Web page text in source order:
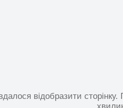
відобразити сторінку.